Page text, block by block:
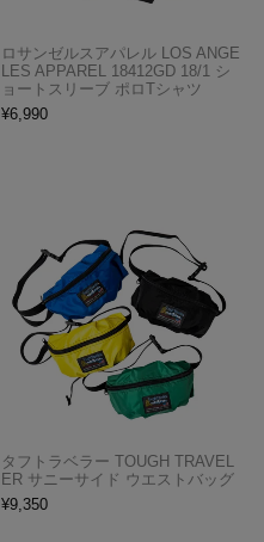
ロサンゼルスアパレル LOS ANGE
LES APPAREL 18412GD 18/1 シ
ョートスリーブ ポロTシャツ
¥6,990
タフトラベラー TOUGH TRAVEL
ER サニーサイド ウエストバッグ
¥9,350